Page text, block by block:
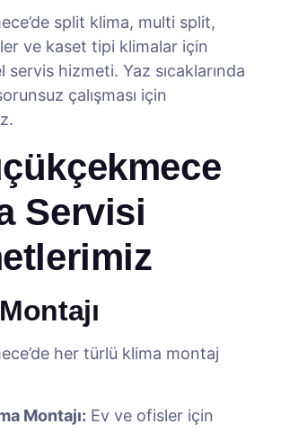
split klima, multi split,
ve kaset tipi klimalar için
hizmeti. Yaz sıcaklarında
çalışması için
Servisi
her türlü klima montaj
Montajı: Ev ve ofisler için